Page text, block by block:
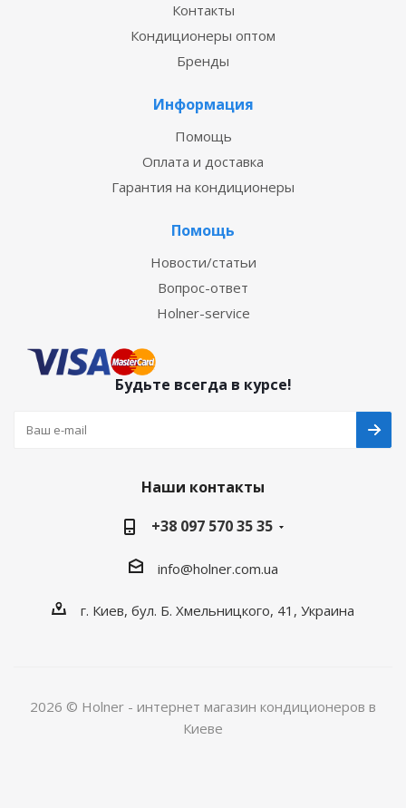
Контакты
Кондиционеры оптом
Бренды
Информация
Помощь
Оплата и доставка
Гарантия на кондиционеры
Помощь
Новости/статьи
Вопрос-ответ
Holner-service
Будьте всегда в курсе!
Наши контакты
+38 097 570 35 35
info@holner.com.ua
г. Киев, бул. Б. Хмельницкого, 41, Украина
2026 © Holner - интернет магазин кондиционеров в
Киеве